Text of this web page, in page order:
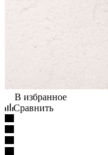
В избранное
Сравнить